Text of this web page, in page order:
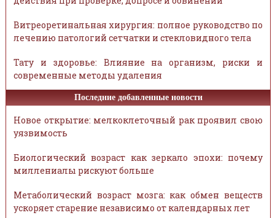
Витреоретинальная хирургия: полное руководство по
лечению патологий сетчатки и стекловидного тела
Тату и здоровье: Влияние на организм, риски и
современные методы удаления
Последние добавленные новости
Новое открытие: мелкоклеточный рак проявил свою
уязвимость
Биологический возраст как зеркало эпохи: почему
миллениалы рискуют больше
Метаболический возраст мозга: как обмен веществ
ускоряет старение независимо от календарных лет